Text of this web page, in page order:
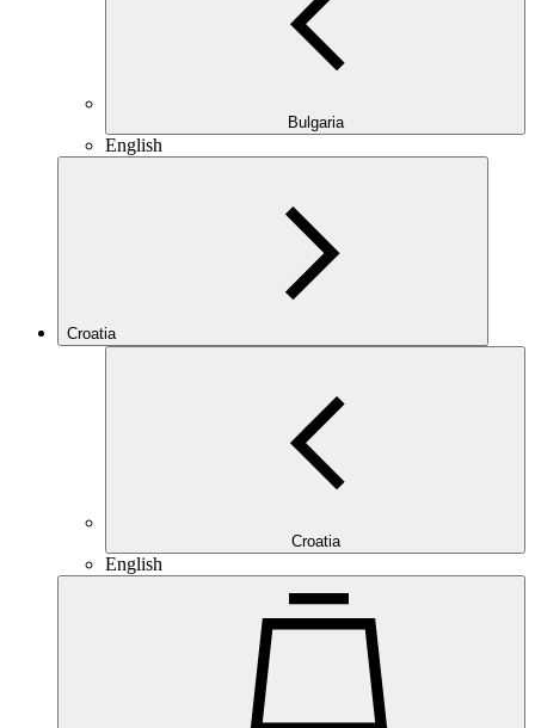
Bulgaria
English
Croatia
Croatia
English